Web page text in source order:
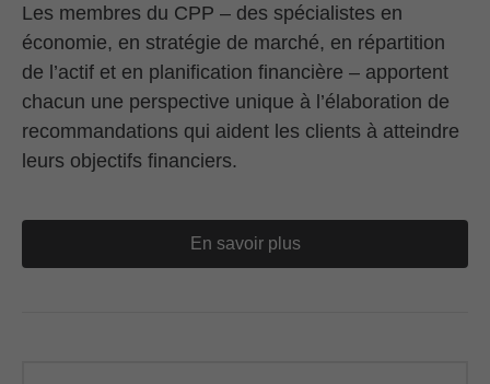
Les membres du CPP – des spécialistes en
économie, en stratégie de marché, en répartition
de l’actif et en planification financière – apportent
chacun une perspective unique à l’élaboration de
recommandations qui aident les clients à atteindre
leurs objectifs financiers.
En savoir plus